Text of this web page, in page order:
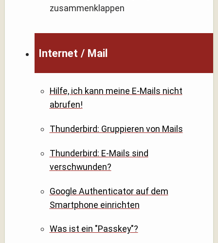
zusammenklappen
Internet / Mail
Hilfe, ich kann meine E-Mails nicht
abrufen!
Thunderbird: Gruppieren von Mails
Thunderbird: E-Mails sind
verschwunden?
Google Authenticator auf dem
Smartphone einrichten
Was ist ein "Passkey"?